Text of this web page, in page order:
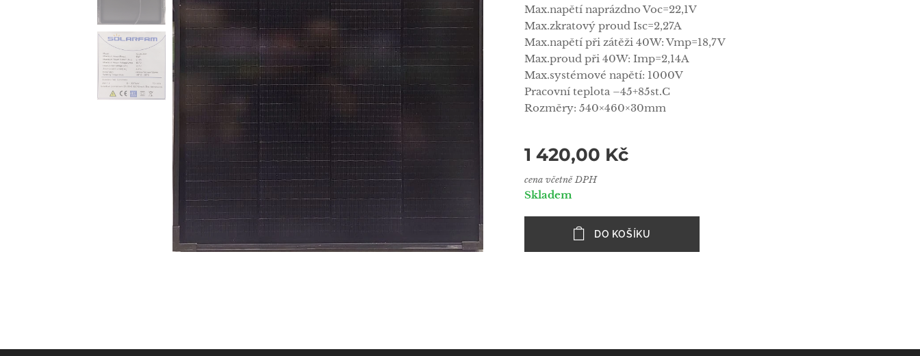
Max.napětí naprázdno Voc=22,1V
Max.zkratový proud Isc=2,27A
Max.napětí při zátěži 40W: Vmp=18,7V
Max.proud při 40W: Imp=2,14A
Max.systémové napětí: 1000V
Pracovní teplota –45+85st.C
Rozměry: 540×460×30mm
1 420,00 Kč
cena včetně DPH
Skladem
DO KOŠÍKU